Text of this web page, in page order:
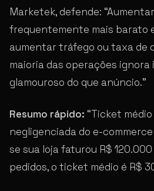
Marketek, defende:
frequentemente mais barato
aumentar tráfego ou taxa de
maioria das operações ignora
glamouroso do que anúncio.”
Resumo rápido: “Ticket
negligenciada do e-
se sua loja faturou R$
pedidos, o ticket médio é R$